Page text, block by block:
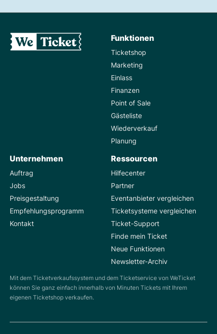
Funktionen
Ticketshop
Marketing
Einlass
Finanzen
Point of Sale
Gästeliste
Wiederverkauf
Planung
Unternehmen
Auftrag
Jobs
Preisgestaltung
Empfehlungsprogramm
Kontakt
Ressourcen
Hilfecenter
Partner
Eventanbieter vergleichen
Ticketsysteme vergleichen
Ticket-Support
Finde mein Ticket
Neue Funktionen
Newsletter-Archiv
Mit dem Ticketverkaufssystem und dem Ticketservice von WeTicket
können Sie ganz einfach innerhalb von Minuten Tickets mit Ihrem
eigenen Ticketshop verkaufen.